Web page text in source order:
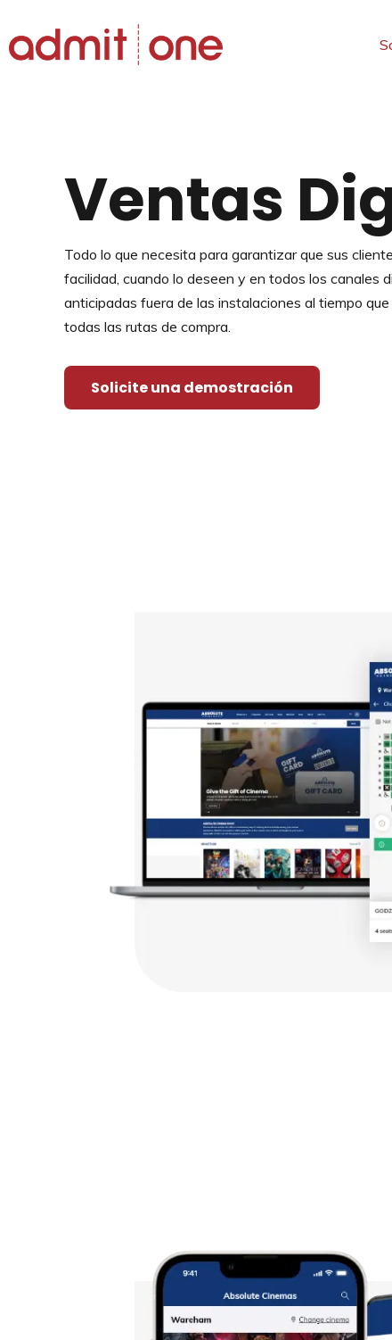
Saltar
Ventas
Todo lo que necesita para garantizar que sus
facilidad, cuando lo deseen y en todos los canales
anticipadas fuera de las instalaciones al tiempo
todas las rutas de compra.
Solicite una demostración